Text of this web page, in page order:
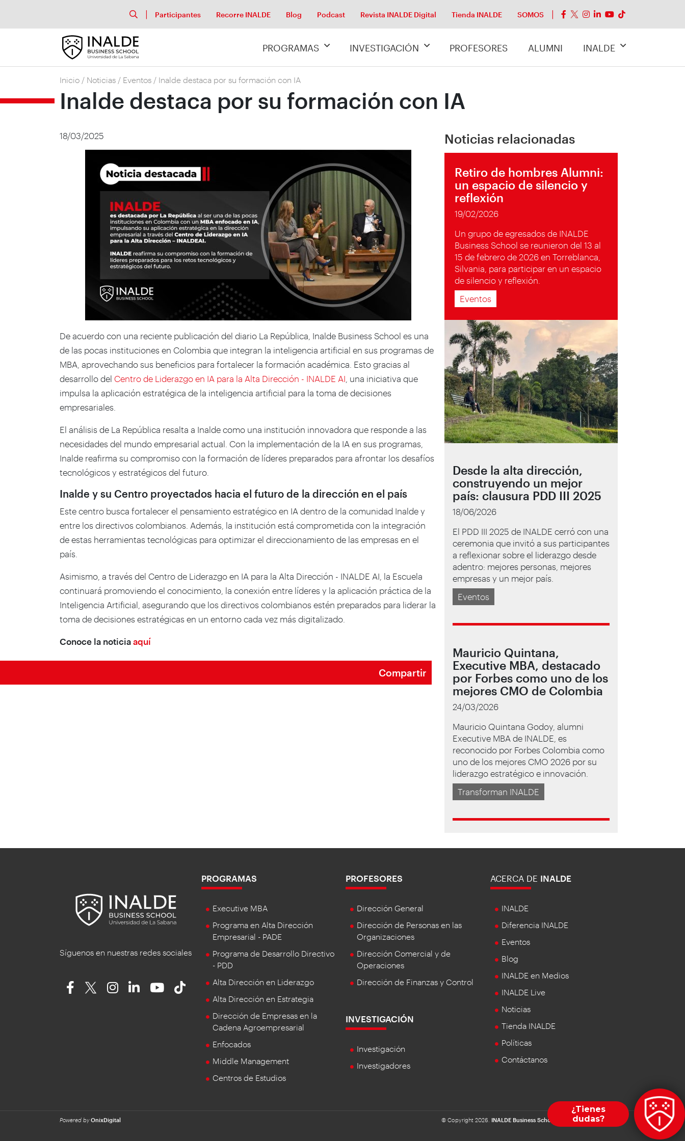
Participantes Recorre INALDE Blog Podcast Revista INALDE Digital Tienda INALDE SOMOS
PROGRAMAS INVESTIGACIÓN PROFESORES ALUMNI INALDE
Inicio / Noticias / Eventos / Inalde destaca por su formación con IA
Inalde destaca por su formación con IA
18/03/2025
De acuerdo con una reciente publicación del diario La República, Inalde Business School es una
de las pocas instituciones en Colombia que integran la inteligencia artificial en sus programas de
MBA, aprovechando sus beneficios para fortalecer la formación académica. Esto gracias al
desarrollo del Centro de Liderazgo en IA para la Alta Dirección - INALDE AI , una iniciativa que
impulsa la aplicación estratégica de la inteligencia artificial para la toma de decisiones
empresariales.
El análisis de La República resalta a Inalde como una institución innovadora que responde a las
necesidades del mundo empresarial actual. Con la implementación de la IA en sus programas,
Inalde reafirma su compromiso con la formación de líderes preparados para afrontar los desafíos
tecnológicos y estratégicos del futuro.
Inalde y su Centro proyectados hacia el futuro de la dirección en el país
Este centro busca fortalecer el pensamiento estratégico en IA dentro de la comunidad Inalde y
entre los directivos colombianos. Además, la institución está comprometida con la integración
de estas herramientas tecnológicas para optimizar el direccionamiento de las empresas en el
país.
Asimismo, a través del Centro de Liderazgo en IA para la Alta Dirección - INALDE AI, la Escuela
continuará promoviendo el conocimiento, la conexión entre líderes y la aplicación práctica de la
Inteligencia Artificial, asegurando que los directivos colombianos estén preparados para liderar la
toma de decisiones estratégicas en un entorno cada vez más digitalizado.
Conoce la noticia aquí
Compartir
Noticias relacionadas
Retiro de hombres Alumni:
un espacio de silencio y
reflexión
19/02/2026
Un grupo de egresados de INALDE
Business School se reunieron del 13 al
15 de febrero de 2026 en Torreblanca,
Silvania, para participar en un espacio
de silencio y reflexión.
Eventos
Desde la alta dirección,
construyendo un mejor
país: clausura PDD III 2025
18/06/2026
El PDD III 2025 de INALDE cerró con una
ceremonia que invitó a sus participantes
a reflexionar sobre el liderazgo desde
adentro: mejores personas, mejores
empresas y un mejor país.
Eventos
Mauricio Quintana,
Executive MBA, destacado
por Forbes como uno de los
mejores CMO de Colombia
24/03/2026
Mauricio Quintana Godoy, alumni
Executive MBA de INALDE, es
reconocido por Forbes Colombia como
uno de los mejores CMO 2026 por su
liderazgo estratégico e innovación.
Transforman INALDE
Síguenos en nuestras redes sociales
PROGRAMAS
Executive MBA
Programa en Alta Dirección
Empresarial - PADE
Programa de Desarrollo Directivo
- PDD
Alta Dirección en Liderazgo
Alta Dirección en Estrategia
Dirección de Empresas en la
Cadena Agroempresarial
Enfocados
Middle Management
Centros de Estudios
PROFESORES
Dirección General
Dirección de Personas en las
Organizaciones
Dirección Comercial y de
Operaciones
Dirección de Finanzas y Control
INVESTIGACIÓN
Investigación
Investigadores
ACERCA DE INALDE
INALDE
Diferencia INALDE
Eventos
Blog
INALDE en Medios
INALDE Live
Noticias
Tienda INALDE
Políticas
Contáctanos
Powered by OnixDigital © Copyright 2026. INALDE Business School | Universidad de la Sabana